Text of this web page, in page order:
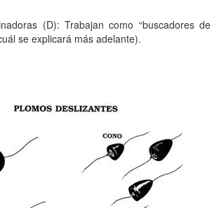
(D): Trabajan como “buscadores de
se explicará más adelante).